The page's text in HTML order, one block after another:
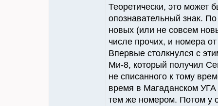
Теоретически, это может
опознавательный знак.
новых (или не совсем
числе прочих, и номера
Впервые столкнулся с
Ми-8, который получил
не списанного к тому
время в Магаданском УГА
тем же номером. Потом у